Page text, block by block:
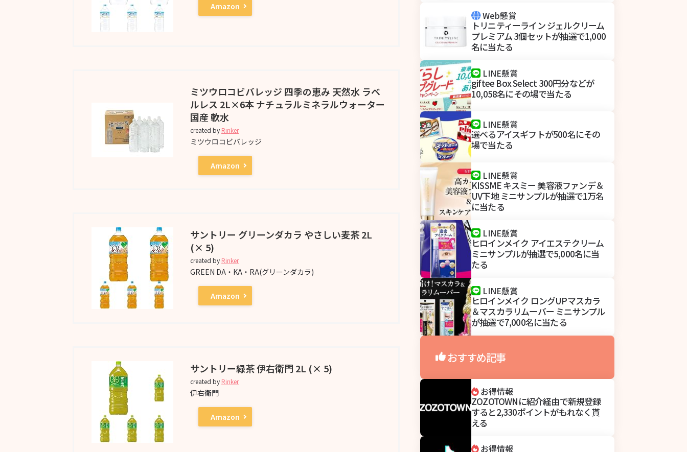
Amazon
ミツウロコビバレッジ 四季の恵み 天然水 ラベ
ルレス 2L×6本 ナチュラルミネラルウォーター
国産 軟水
created by Rinker
ミツウロコビバレッジ
Amazon
サントリー グリーンダカラ やさしい麦茶 2L
(× 5)
created by Rinker
GREEN DA・KA・RA(グリーンダカラ)
Amazon
サントリー緑茶 伊右衛門 2L (× 5)
created by Rinker
伊右衛門
Amazon
Web懸賞
トリニティーライン ジェルクリーム
プレミアム 3個セットが抽選で1,000
名に当たる
LINE懸賞
giftee Box Select 300円分などが
10,058名にその場で当たる
LINE懸賞
選べるアイスギフトが500名にその
場で当たる
LINE懸賞
KISSME キスミー 美容液ファンデ＆
UV下地 ミニサンプルが抽選で1万名
に当たる
LINE懸賞
ヒロインメイク アイエステクリーム
ミニサンプルが抽選で5,000名に当
たる
LINE懸賞
ヒロインメイク ロングUPマスカラ
＆マスカラリムーバー ミニサンプル
が抽選で7,000名に当たる
おすすめ記事
お得情報
ZOZOTOWNに紹介経由で新規登録
すると2,330ポイントがもれなく貰
える
お得情報